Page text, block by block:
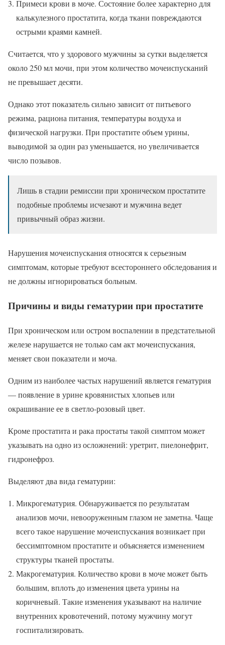
Примеси крови в моче. Состояние более характерно для
калькулезного простатита, когда ткани повреждаются
острыми краями камней.
Считается, что у здорового мужчины за сутки выделяется
около 250 мл мочи, при этом количество мочеиспусканий
не превышает десяти.
Однако этот показатель сильно зависит от питьевого
режима, рациона питания, температуры воздуха и
физической нагрузки. При простатите объем урины,
выводимой за один раз уменьшается, но увеличивается
число позывов.
Лишь в стадии ремиссии при хроническом простатите
подобные проблемы исчезают и мужчина ведет
привычный образ жизни.
Нарушения мочеиспускания относятся к серьезным
симптомам, которые требуют всестороннего обследования и
не должны игнорироваться больным.
Причины и виды гематурии при простатите
При хроническом или остром воспалении в предстательной
железе нарушается не только сам акт мочеиспускания,
меняет свои показатели и моча.
Одним из наиболее частых нарушений является гематурия
— появление в урине кровянистых хлопьев или
окрашивание ее в светло-розовый цвет.
Кроме простатита и рака простаты такой симптом может
указывать на одно из осложнений: уретрит, пиелонефрит,
гидронефроз.
Выделяют два вида гематурии:
Микрогематурия. Обнаруживается по результатам
анализов мочи, невооруженным глазом не заметна. Чаще
всего такое нарушение мочеиспускания возникает при
бессимптомном простатите и объясняется изменением
структуры тканей простаты.
Макрогематурия. Количество крови в моче может быть
большим, вплоть до изменения цвета урины на
коричневый. Такие изменения указывают на наличие
внутренних кровотечений, потому мужчину могут
госпитализировать.